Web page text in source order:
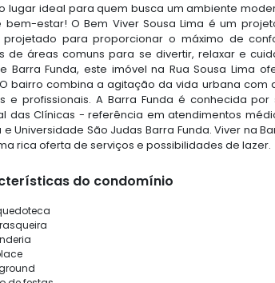
lugar ideal para quem busca um ambiente
bem-estar! O Bem Viver Sousa Lima é um
projetado para proporcionar o máximo de
de áreas comuns para se divertir, relaxar e
Barra Funda, este imóvel na Rua Sousa Lima
bairro combina a agitação da vida urbana
e profissionais. A Barra Funda é conhecida
das Clínicas - referência em atendimentos
e Universidade São Judas Barra Funda. Viver na
rica oferta de serviços e possibilidades de lazer.
do condomínio